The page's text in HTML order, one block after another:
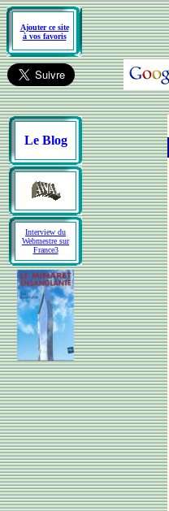
Ajouter ce site
à vos favoris
Le Blog
Interview du
Webmestre sur
France3